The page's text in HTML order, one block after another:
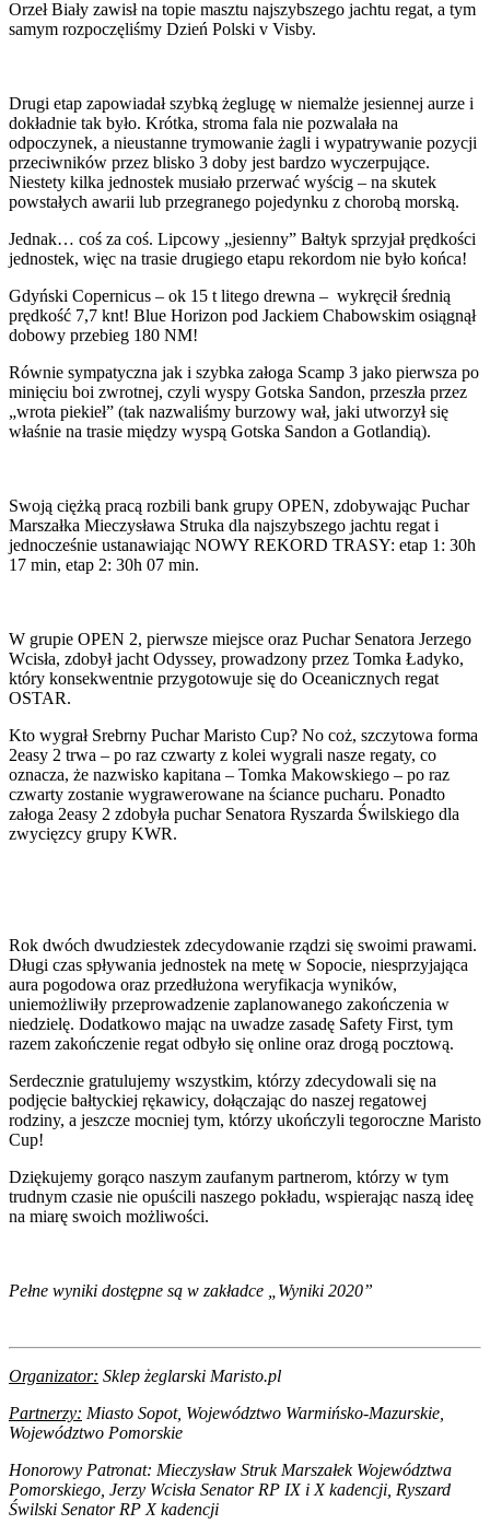
Orzeł Biały zawisł na topie masztu najszybszego jachtu regat, a tym
samym rozpoczęliśmy Dzień Polski v Visby.
Drugi etap zapowiadał szybką żeglugę w niemalże jesiennej aurze i
dokładnie tak było. Krótka, stroma fala nie pozwalała na
odpoczynek, a nieustanne trymowanie żagli i wypatrywanie pozycji
przeciwników przez blisko 3 doby jest bardzo wyczerpujące.
Niestety kilka jednostek musiało przerwać wyścig – na skutek
powstałych awarii lub przegranego pojedynku z chorobą morską.
Jednak… coś za coś. Lipcowy „jesienny” Bałtyk sprzyjał prędkości
jednostek, więc na trasie drugiego etapu rekordom nie było końca!
Gdyński Copernicus – ok 15 t litego drewna – wykręcił średnią
prędkość 7,7 knt! Blue Horizon pod Jackiem Chabowskim osiągnął
dobowy przebieg 180 NM!
Równie sympatyczna jak i szybka załoga Scamp 3 jako pierwsza po
minięciu boi zwrotnej, czyli wyspy Gotska Sandon, przeszła przez
„wrota piekieł” (tak nazwaliśmy burzowy wał, jaki utworzył się
właśnie na trasie między wyspą Gotska Sandon a Gotlandią).
Swoją ciężką pracą rozbili bank grupy OPEN, zdobywając Puchar
Marszałka Mieczysława Struka dla najszybszego jachtu regat i
jednocześnie ustanawiając NOWY REKORD TRASY: etap 1: 30h
17 min, etap 2: 30h 07 min.
W grupie OPEN 2, pierwsze miejsce oraz Puchar Senatora Jerzego
Wcisła, zdobył jacht Odyssey, prowadzony przez Tomka Ładyko,
który konsekwentnie przygotowuje się do Oceanicznych regat
OSTAR.
Kto wygrał Srebrny Puchar Maristo Cup? No coż, szczytowa forma
2easy 2 trwa – po raz czwarty z kolei wygrali nasze regaty, co
oznacza, że nazwisko kapitana – Tomka Makowskiego – po raz
czwarty zostanie wygrawerowane na ściance pucharu. Ponadto
załoga 2easy 2 zdobyła puchar Senatora Ryszarda Świlskiego dla
zwycięzcy grupy KWR.
Rok dwóch dwudziestek zdecydowanie rządzi się swoimi prawami.
Długi czas spływania jednostek na metę w Sopocie, niesprzyjająca
aura pogodowa oraz przedłużona weryfikacja wyników,
uniemożliwiły przeprowadzenie zaplanowanego zakończenia w
niedzielę. Dodatkowo mając na uwadze zasadę Safety First, tym
razem zakończenie regat odbyło się online oraz drogą pocztową.
Serdecznie gratulujemy wszystkim, którzy zdecydowali się na
podjęcie bałtyckiej rękawicy, dołączając do naszej regatowej
rodziny, a jeszcze mocniej tym, którzy ukończyli tegoroczne Maristo
Cup!
Dziękujemy gorąco naszym zaufanym partnerom, którzy w tym
trudnym czasie nie opuścili naszego pokładu, wspierając naszą ideę
na miarę swoich możliwości.
Pełne wyniki dostępne są w zakładce „Wyniki 2020”
Organizator: Sklep żeglarski Maristo.pl
Partnerzy: Miasto Sopot, Województwo Warmińsko-Mazurskie,
Województwo Pomorskie
Honorowy Patronat: Mieczysław Struk Marszałek Województwa
Pomorskiego, Jerzy Wcisła Senator RP IX i X kadencji, Ryszard
Świlski Senator RP X kadencji